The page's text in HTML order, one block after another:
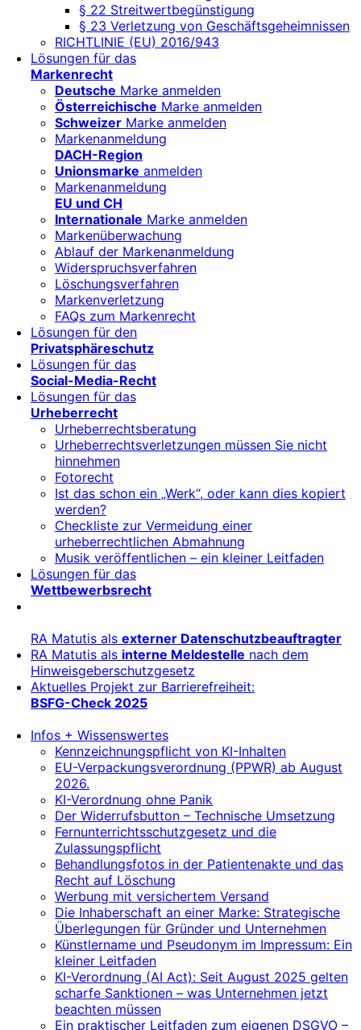
§ 22 Streitwertbegünstigung
§ 23 Verletzung von Geschäftsgeheimnissen
RICHTLINIE (EU) 2016/943
Lösungen für das
Markenrecht
Deutsche Marke anmelden
Österreichische Marke anmelden
Schweizer Marke anmelden
Markenanmeldung
DACH-Region
Unionsmarke anmelden
Markenanmeldung
EU und CH
Internationale Marke anmelden
Markenüberwachung
Ablauf der Markenanmeldung
Widerspruchsverfahren
Löschungsverfahren
Markenverletzung
FAQs zum Markenrecht
Lösungen für den
Privatsphäreschutz
Lösungen für das
Social-Media-Recht
Lösungen für das
Urheberrecht
Urheberrechtsberatung
Urheberrechtsverletzungen müssen Sie nicht
hinnehmen
Fotorecht
Ist das schon ein „Werk“, oder kann dies kopiert
werden?
Checkliste zur Vermeidung einer
urheberrechtlichen Abmahnung
Musik veröffentlichen – ein kleiner Leitfaden
Lösungen für das
Wettbewerbsrecht
RA Matutis als externer Datenschutzbeauftragter
RA Matutis als interne Meldestelle nach dem
Hinweisgeberschutzgesetz
Aktuelles Projekt zur Barrierefreiheit:
BSFG-Check 2025
Infos + Wissenswertes
Kennzeichnungspflicht von KI-Inhalten
EU-Verpackungsverordnung (PPWR) ab August
2026.
KI-Verordnung ohne Panik
Der Widerrufsbutton – Technische Umsetzung
Fernunterrichtsschutzgesetz und die
Zulassungspflicht
Behandlungsfotos in der Patientenakte und das
Recht auf Löschung
Werbung mit versichertem Versand
Die Inhaberschaft an einer Marke: Strategische
Überlegungen für Gründer und Unternehmen
Künstlername und Pseudonym im Impressum: Ein
kleiner Leitfaden
KI-Verordnung (AI Act): Seit August 2025 gelten
scharfe Sanktionen – was Unternehmen jetzt
beachten müssen
Ein praktischer Leitfaden zum eigenen DSGVO –